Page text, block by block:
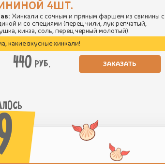
4ШТ.
Хинкали с сочным и пряным фаршем из свинины с
и со специями (перец чили, лук репчатый,
кинза, соль, перец черный молотый).
какие вкусные хинкали!
440 руб.